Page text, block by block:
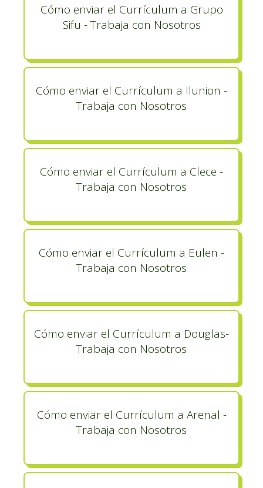
Cómo enviar el Currículum a Grupo
Sifu - Trabaja con Nosotros
Cómo enviar el Currículum a Ilunion -
Trabaja con Nosotros
Cómo enviar el Currículum a Clece -
Trabaja con Nosotros
Cómo enviar el Currículum a Eulen -
Trabaja con Nosotros
Cómo enviar el Currículum a Douglas-
Trabaja con Nosotros
Cómo enviar el Currículum a Arenal -
Trabaja con Nosotros